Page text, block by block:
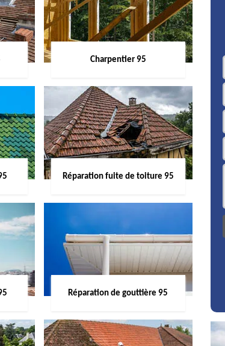
Charpentier 95
Réparation fuite de toiture 95
Réparation de gouttière 95